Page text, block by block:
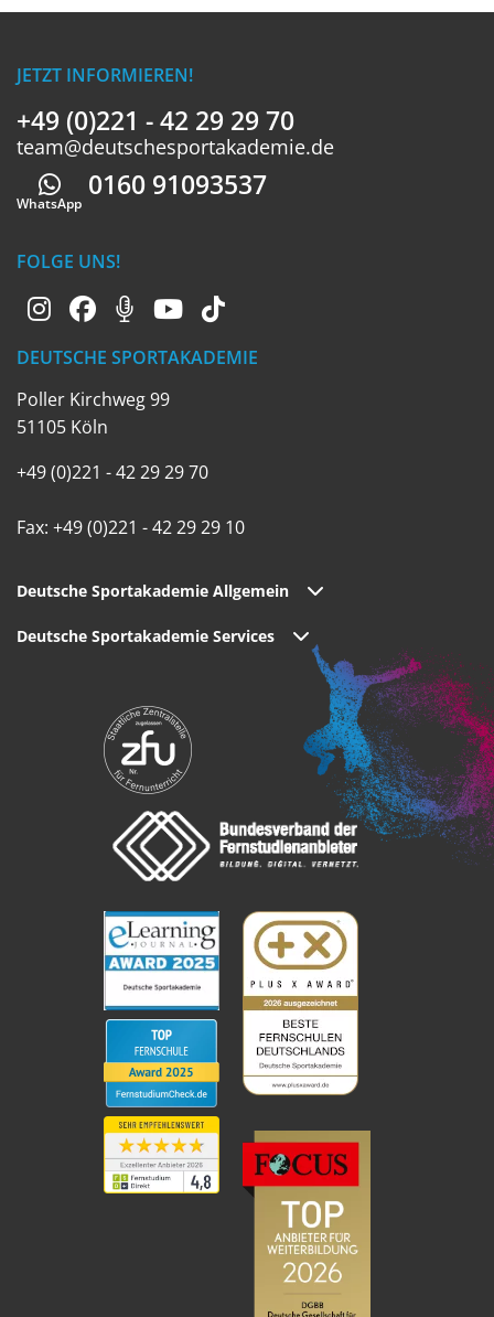
JETZT INFORMIEREN!
+49 (0)221 - 42 29 29 70
team@deutschesportakademie.de
Whatsapp
WhatsApp
0160 91093537
FOLGE UNS!
DEUTSCHE SPORTAKADEMIE
Poller Kirchweg 99
51105 Köln
+49 (0)221 - 42 29 29 70
Fax: +49 (0)221 - 42 29 29 10
Deutsche Sportakademie Allgemein
Deutsche Sportakademie Services